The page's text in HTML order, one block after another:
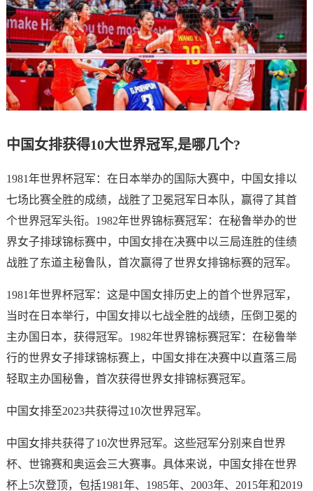
中国女排获得10大世界冠军,是哪几个?
1981年世界杯冠军：在日本举办的国际大赛中，中国女排以
七场比赛全胜的成绩，战胜了卫冕冠军日本队，赢得了其首
个世界冠军头衔。1982年世界锦标赛冠军：在秘鲁举办的世
界女子排球锦标赛中，中国女排在决赛中以三局连胜的佳绩
战胜了东道主秘鲁队，首次赢得了世界女排锦标赛的冠军。
1981年世界杯冠军：这是中国女排历史上的首个世界冠军，
当时在日本举行，中国女排以七战全胜的战绩，压倒卫冕的
主办国日本，获得冠军。1982年世界锦标赛冠军：在秘鲁举
行的世界女子排球锦标赛上，中国女排在决赛中以直落三局
轻取主办国秘鲁，首次获得世界女排锦标赛冠军。
中国女排至2023共获得过10次世界冠军。
中国女排共获得了10次世界冠军。这些冠军分别来自世界
杯、世锦赛和奥运会三大赛事。具体来说，中国女排在世界
杯上5次登顶，包括1981年、1985年、2003年、2015年和2019